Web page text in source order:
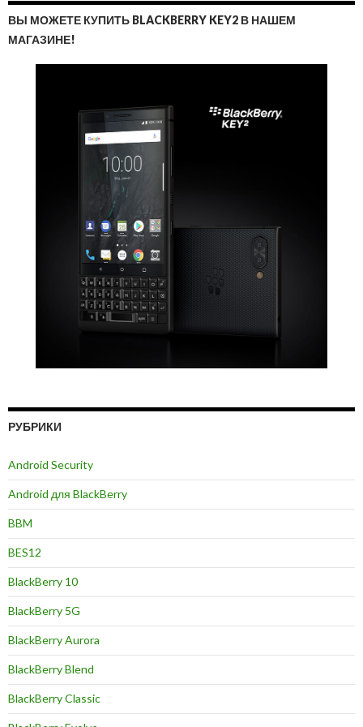
ВЫ МОЖЕТЕ КУПИТЬ BLACKBERRY KEY2 В НАШЕМ
МАГАЗИНЕ!
РУБРИКИ
Android Security
Android для BlackBerry
BBM
BES12
BlackBerry 10
BlackBerry 5G
BlackBerry Aurora
BlackBerry Blend
BlackBerry Classic